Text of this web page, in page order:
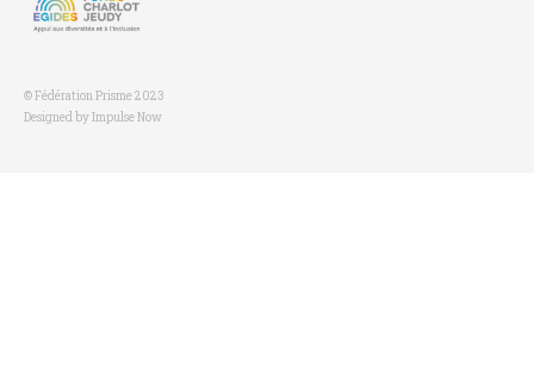
© Fédération Prisme 2023
Designed by Impulse Now